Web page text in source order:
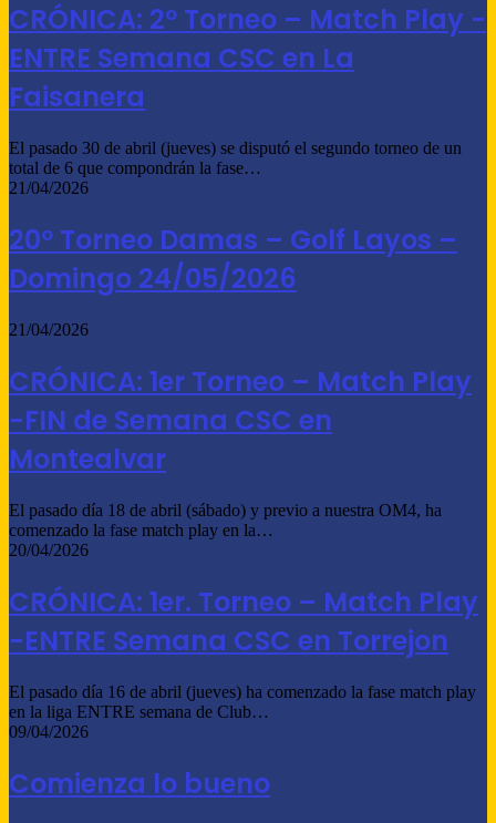
CRÓNICA: 2º Torneo – Match Play -
ENTRE Semana CSC en La
Faisanera
El pasado 30 de abril (jueves) se disputó el segundo torneo de un
total de 6 que compondrán la fase…
21/04/2026
20º Torneo Damas – Golf Layos –
Domingo 24/05/2026
21/04/2026
CRÓNICA: 1er Torneo – Match Play
-FIN de Semana CSC en
Montealvar
El pasado día 18 de abril (sábado) y previo a nuestra OM4, ha
comenzado la fase match play en la…
20/04/2026
CRÓNICA: 1er. Torneo – Match Play
-ENTRE Semana CSC en Torrejon
El pasado día 16 de abril (jueves) ha comenzado la fase match play
en la liga ENTRE semana de Club…
09/04/2026
Comienza lo bueno